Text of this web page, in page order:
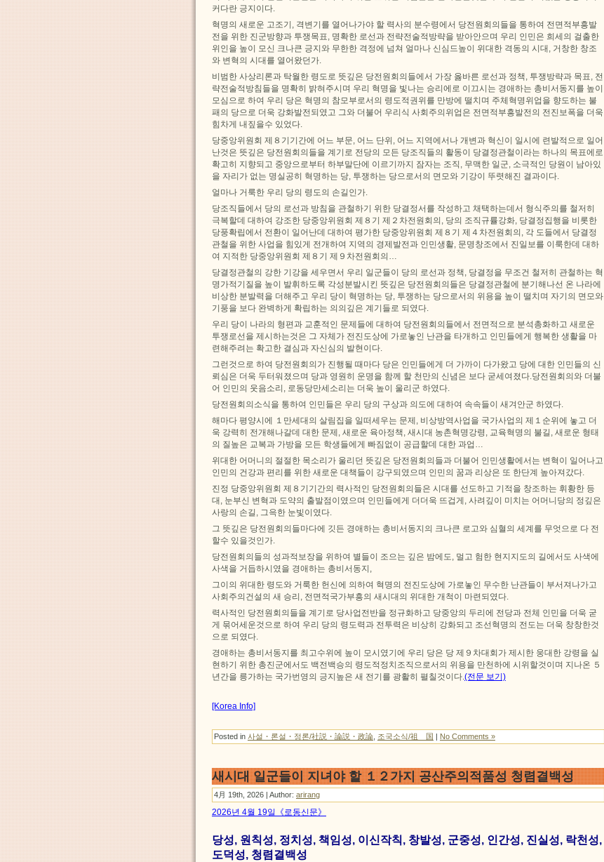
커다란 긍지이다.
혁명의 새로운 고조기, 격변기를 열어나가야 할 력사의 분수령에서 당전원회의들을 통하여 전면적부흥발
전을 위한 진군방향과 투쟁목표, 명확한 로선과 전략전술적방략을 받아안으며 우리 인민은 희세의 걸출한
위인을 높이 모신 크나큰 긍지와 무한한 격정에 넘쳐 얼마나 신심드높이 위대한 격동의 시대, 거창한 창조
와 변혁의 시대를 열어왔던가.
비범한 사상리론과 탁월한 령도로 뜻깊은 당전원회의들에서 가장 옳바른 로선과 정책, 투쟁방략과 목표, 전
략전술적방침들을 명확히 밝혀주시며 우리 혁명을 빛나는 승리에로 이끄시는 경애하는 총비서동지를 높이
모심으로 하여 우리 당은 혁명의 참모부로서의 령도적권위를 만방에 떨치며 주체혁명위업을 향도하는 불
패의 당으로 더욱 강화발전되였고 그와 더불어 우리식 사회주의위업은 전면적부흥발전의 전진보폭을 더욱
힘차게 내짚을수 있었다.
당중앙위원회 제８기기간에 어느 부문, 어느 단위, 어느 지역에서나 개변과 혁신이 일시에 련발적으로 일어
난것은 뜻깊은 당전원회의들을 계기로 전당의 모든 당조직들의 활동이 당결정관철이라는 하나의 목표에로
확고히 지향되고 중앙으로부터 하부말단에 이르기까지 잠자는 조직, 무맥한 일군, 소극적인 당원이 남아있
을 자리가 없는 명실공히 혁명하는 당, 투쟁하는 당으로서의 면모와 기강이 뚜렷해진 결과이다.
얼마나 거룩한 우리 당의 령도의 손길인가.
당조직들에서 당의 로선과 방침을 관철하기 위한 당결정서를 작성하고 채택하는데서 형식주의를 철저히
극복할데 대하여 강조한 당중앙위원회 제８기 제２차전원회의, 당의 조직규률강화, 당결정집행을 비롯한
당풍확립에서 전환이 일어난데 대하여 평가한 당중앙위원회 제８기 제４차전원회의, 각 도들에서 당결정
관철을 위한 사업을 힘있게 전개하여 지역의 경제발전과 인민생활, 문명창조에서 진일보를 이룩한데 대하
여 지적한 당중앙위원회 제８기 제９차전원회의…
당결정관철의 강한 기강을 세우면서 우리 일군들이 당의 로선과 정책, 당결정을 무조건 철저히 관철하는 혁
명가적기질을 높이 발휘하도록 각성분발시킨 뜻깊은 당전원회의들은 당결정관철에 분기해나선 온 나라에
비상한 분발력을 더해주고 우리 당이 혁명하는 당, 투쟁하는 당으로서의 위용을 높이 떨치며 자기의 면모와
기풍을 보다 완벽하게 확립하는 의의깊은 계기들로 되였다.
우리 당이 나라의 형편과 교훈적인 문제들에 대하여 당전원회의들에서 전면적으로 분석총화하고 새로운
투쟁로선을 제시하는것은 그 자체가 전진도상에 가로놓인 난관을 타개하고 인민들에게 행복한 생활을 마
련해주려는 확고한 결심과 자신심의 발현이다.
그런것으로 하여 당전원회의가 진행될 때마다 당은 인민들에게 더 가까이 다가왔고 당에 대한 인민들의 신
뢰심은 더욱 두터워졌으며 당과 영원히 운명을 함께 할 천만의 신념은 보다 굳세여졌다.당전원회의와 더불
어 인민의 웃음소리, 로동당만세소리는 더욱 높이 울리군 하였다.
당전원회의소식을 통하여 인민들은 우리 당의 구상과 의도에 대하여 속속들이 새겨안군 하였다.
해마다 평양시에 １만세대의 살림집을 일떠세우는 문제, 비상방역사업을 국가사업의 제１순위에 놓고 더
욱 강력히 전개해나갈데 대한 문제, 새로운 육아정책, 새시대 농촌혁명강령, 교육혁명의 불길, 새로운 형태
의 질높은 교복과 가방을 모든 학생들에게 빠짐없이 공급할데 대한 과업…
위대한 어머니의 절절한 목소리가 울리던 뜻깊은 당전원회의들과 더불어 인민생활에서는 변혁이 일어나고
인민의 건강과 편리를 위한 새로운 대책들이 강구되였으며 인민의 꿈과 리상은 또 한단계 높아져갔다.
진정 당중앙위원회 제８기기간의 력사적인 당전원회의들은 시대를 선도하고 기적을 창조하는 휘황한 등
대, 눈부신 변혁과 도약의 출발점이였으며 인민들에게 더더욱 뜨겁게, 사려깊이 미치는 어머니당의 정깊은
사랑의 손길, 그윽한 눈빛이였다.
그 뜻깊은 당전원회의들마다에 깃든 경애하는 총비서동지의 크나큰 로고와 심혈의 세계를 무엇으로 다 전
할수 있을것인가.
당전원회의들의 성과적보장을 위하여 별들이 조으는 깊은 밤에도, 멀고 험한 현지지도의 길에서도 사색에
사색을 거듭하시였을 경애하는 총비서동지,
그이의 위대한 령도와 거룩한 헌신에 의하여 혁명의 전진도상에 가로놓인 무수한 난관들이 부서져나가고
사회주의건설의 새 승리, 전면적국가부흥의 새시대의 위대한 개척이 마련되였다.
력사적인 당전원회의들을 계기로 당사업전반을 정규화하고 당중앙의 두리에 전당과 전체 인민을 더욱 굳
게 묶어세운것으로 하여 우리 당의 령도력과 전투력은 비상히 강화되고 조선혁명의 전도는 더욱 창창한것
으로 되였다.
경애하는 총비서동지를 최고수위에 높이 모시였기에 우리 당은 당 제９차대회가 제시한 웅대한 강령을 실
현하기 위한 총진군에서도 백전백승의 령도적정치조직으로서의 위용을 만천하에 시위할것이며 지나온 ５
년간을 릉가하는 국가번영의 긍지높은 새 전기를 광활히 펼칠것이다.(전문 보기)
[Korea Info]
Posted in 사설・론설・정론/社説・論説・政論, 조국소식/祖 国 No Comments »
새시대 일군들이 지녀야 할 １２가지 공산주의적품성 청렴결백성
4月 19th, 2026 | Author: arirang
2026년 4월 19일《로동신문》
당성, 원칙성, 정치성, 책임성, 이신작칙, 창발성, 군중성, 인간성, 진실성, 락천성,
도덕성, 청렴결백성